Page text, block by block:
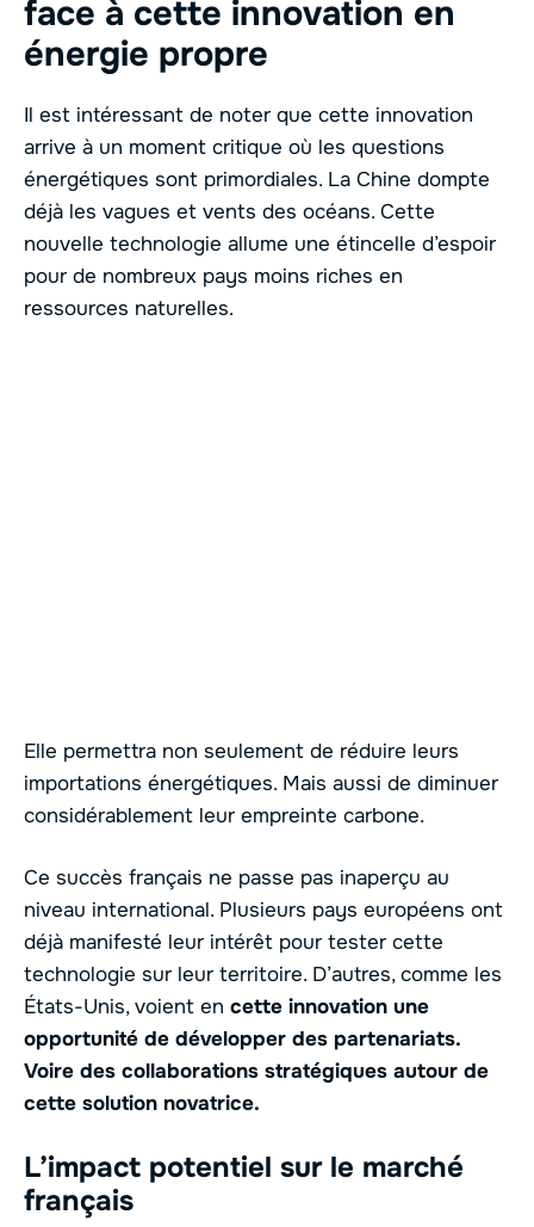
face à cette innovation en
énergie propre
Il est intéressant de noter que cette innovation
arrive à un moment critique où les questions
énergétiques sont primordiales. La Chine dompte
déjà les vagues et vents des océans. Cette
nouvelle technologie allume une étincelle d’espoir
pour de nombreux pays moins riches en
ressources naturelles.
Elle permettra non seulement de réduire leurs
importations énergétiques. Mais aussi de diminuer
considérablement leur empreinte carbone.
Ce succès français ne passe pas inaperçu au
niveau international. Plusieurs pays européens ont
déjà manifesté leur intérêt pour tester cette
technologie sur leur territoire. D’autres, comme les
États-Unis, voient en cette innovation une
opportunité de développer des partenariats.
Voire des collaborations stratégiques autour de
cette solution novatrice.
L’impact potentiel sur le marché
français